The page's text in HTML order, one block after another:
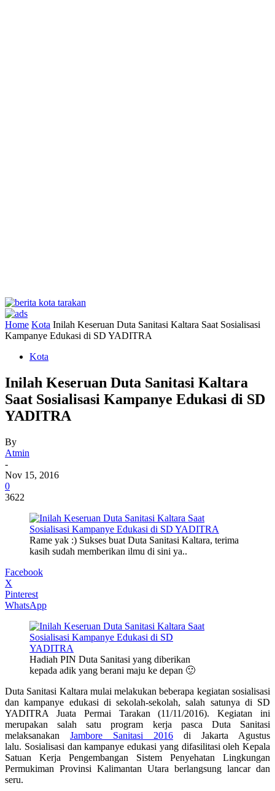
Home Kota Inilah Keseruan Duta Sanitasi Kaltara Saat Sosialisasi
Kampanye Edukasi di SD YADITRA
Kota
Inilah Keseruan Duta Sanitasi Kaltara
Saat Sosialisasi Kampanye Edukasi di SD
YADITRA
By
Atmin
-
Nov 15, 2016
0
3622
Rame yak :) Sukses buat Duta Sanitasi Kaltara, terima
kasih sudah memberikan ilmu di sini ya..
Facebook
X
Pinterest
WhatsApp
Hadiah PIN Duta Sanitasi yang diberikan
kepada adik yang berani maju ke depan 🙂
Duta Sanitasi Kaltara mulai melakukan beberapa kegiatan sosialisasi
dan kampanye edukasi di sekolah-sekolah, salah satunya di SD
YADITRA Juata Permai Tarakan (11/11/2016). Kegiatan ini
merupakan salah satu program kerja pasca Duta Sanitasi
melaksanakan Jambore Sanitasi 2016 di Jakarta Agustus
lalu. Sosialisasi dan kampanye edukasi yang difasilitasi oleh Kepala
Satuan Kerja Pengembangan Sistem Penyehatan Lingkungan
Permukiman Provinsi Kalimantan Utara berlangsung lancar dan
seru.